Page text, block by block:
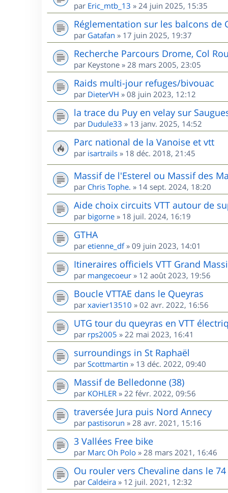
par Eric_mtb_13 » 24 juin 2025, 15:35
Réglementation sur les balcons de
par Gatafan » 17 juin 2025, 19:37
Recherche Parcours Drome, Col
par Keystone » 28 mars 2005, 23:05
Raids multi-jour refuges/bivouac
par DieterVH » 08 juin 2023, 12:12
la trace du Puy en velay sur
par Dudule33 » 13 janv. 2025, 14:52
Parc national de la Vanoise et vtt
par isartrails » 18 déc. 2018, 21:45
Massif de l'Esterel ou Massif des
par Chris Tophe. » 14 sept. 2024, 18:20
Aide choix circuits VTT autour de
par bigorne » 18 juil. 2024, 16:19
GTHA
par etienne_df» 09 juin 2023, 14:01
Itineraires officiels VTT Grand
par mangecoeur » 12 août 2023, 19:56
Boucle VTTAE dans le Queyras
par xavier13510 » 02 avr. 2022, 16:56
UTG tour du queyras en VTT
par rps2005 » 22 mai 2023, 16:41
surroundings in St Raphaël
par Scottmartin » 13 déc. 2022, 09:40
Massif de Belledonne (38)
par KOHLER » 22 févr. 2022, 09:56
traversée Jura puis Nord Annecy
par pastisorun » 28 avr. 2021, 15:16
3 Vallées Free bike
par Marc Oh Polo » 28 mars 2021, 16:46
Ou rouler vers Chevaline dans le 74
par Caldeira » 12 juil. 2021, 12:32